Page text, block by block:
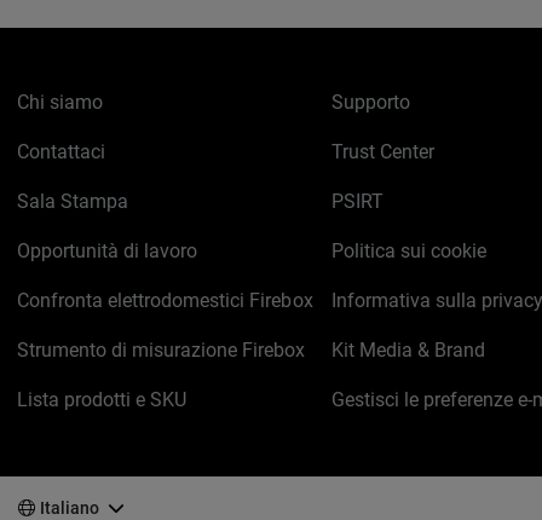
Chi siamo
Contattaci
Sala Stampa
Opportunità di lavoro
Confronta elettrodomestici Firebox
Strumento di misurazione Firebox
Lista prodotti e SKU
Supporto
Trust Center
PSIRT
Politica sui cookie
Informativa sulla privacy
Kit Media & Brand
Gestisci le preferenze e-
Italiano